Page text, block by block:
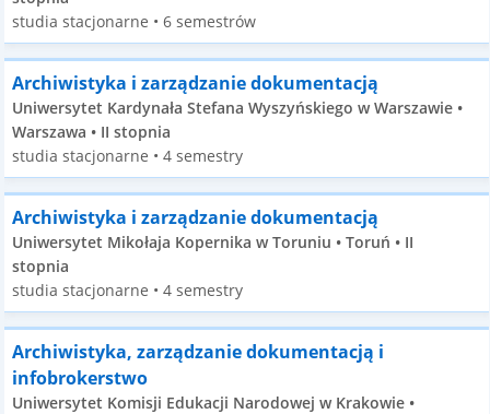
studia stacjonarne • 6 semestrów
Archiwistyka i zarządzanie dokumentacją
Uniwersytet Kardynała Stefana Wyszyńskiego w Warszawie •
Warszawa • II stopnia
studia stacjonarne • 4 semestry
Archiwistyka i zarządzanie dokumentacją
Uniwersytet Mikołaja Kopernika w Toruniu • Toruń • II
stopnia
studia stacjonarne • 4 semestry
Archiwistyka, zarządzanie dokumentacją i
infobrokerstwo
Uniwersytet Komisji Edukacji Narodowej w Krakowie •